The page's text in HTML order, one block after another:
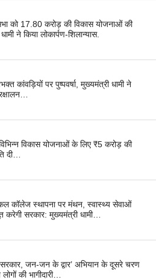
को 17.80 करोड़ की विकास योजनाओं की
ने किया लोकार्पण-शिलान्यास.
कांवड़ियों पर पुष्पवर्षा, मुख्यमंत्री धामी ने
विकास योजनाओं के लिए ₹5 करोड़ की
दी…
कॉलेज स्थापना पर मंथन, स्वास्थ्य सेवाओं
सरकार: मुख्यमंत्री धामी…
जन-जन के द्वार’ अभियान के दूसरे चरण
की भागीदारी…